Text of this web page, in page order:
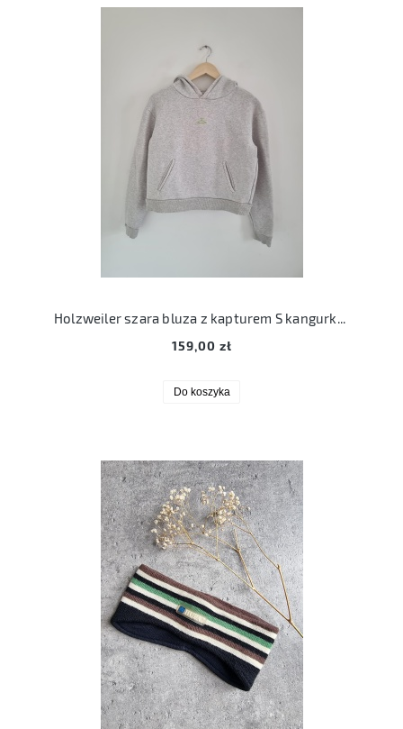
Holzweiler szara bluza z kapturem S kangurka krótka 36
159,00 zł
Do koszyka